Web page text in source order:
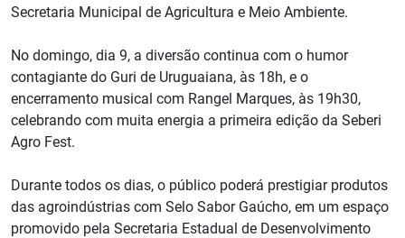
Secretaria Municipal de Agricultura e Meio Ambiente.
No domingo, dia 9, a diversão continua com o humor
contagiante do Guri de Uruguaiana, às 18h, e o
encerramento musical com Rangel Marques, às 19h30,
celebrando com muita energia a primeira edição da Seberi
Agro Fest.
Durante todos os dias, o público poderá prestigiar produtos
das agroindústrias com Selo Sabor Gaúcho, em um espaço
promovido pela Secretaria Estadual de Desenvolvimento